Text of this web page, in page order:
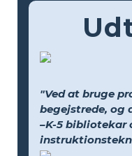
"Ved at bruge
begejstrede, og
–K-5 bibliotekar